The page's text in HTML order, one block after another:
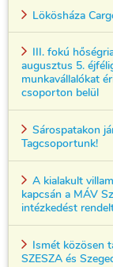
Lökösháza
III. fokú
augusztus 5.
munkavállalókat
csoporton belül
Sárospatakon
Tagcsoportunk!
A kialakult
kapcsán a MÁV
intézkedést
Ismét közösen
SZESZA és